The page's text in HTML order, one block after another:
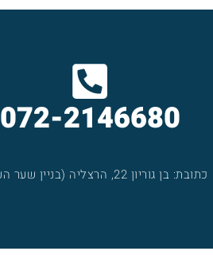
072-2146680
כתובת: בן גוריון 22, הרצליה (בניין שער העיר 2)